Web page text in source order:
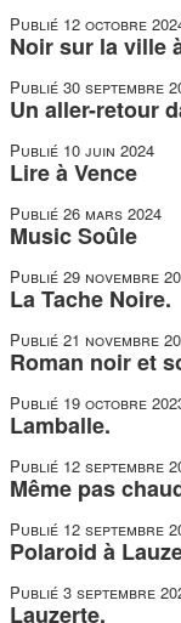
Publié 12 octobre
Noir sur la ville
Publié 30 septembre
Un aller-retour
Publié 10 juin 2024
Lire à Vence
Publié 26 mars 2024
Music Soûle
Publié 29 novembre
La Tache Noire.
Publié 21 novembre
Roman noir et
Publié 19 octobre
Lamballe.
Publié 12 septembre
Même pas
Publié 12 septembre
Polaroid à
Publié 3 septembre
Lauzerte.